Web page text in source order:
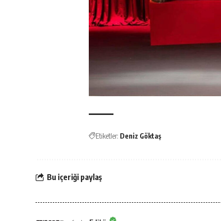
Etiketler: Deniz Göktaş
Bu içeriği paylaş